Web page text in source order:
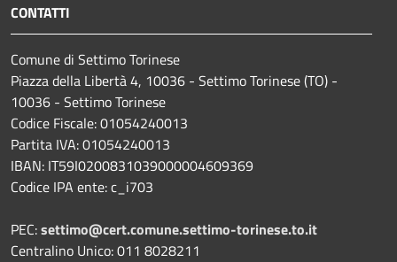
CONTATTI
Comune di Settimo Torinese
Piazza della Libertà 4, 10036 - Settimo Torinese (TO) -
10036 - Settimo Torinese
Codice Fiscale: 01054240013
Partita IVA: 01054240013
IBAN: IT59I0200831039000004609369
Codice IPA ente: c_i703
PEC:settimo@cert.comune.settimo-torinese.to.it
Centralino Unico: 011 8028211